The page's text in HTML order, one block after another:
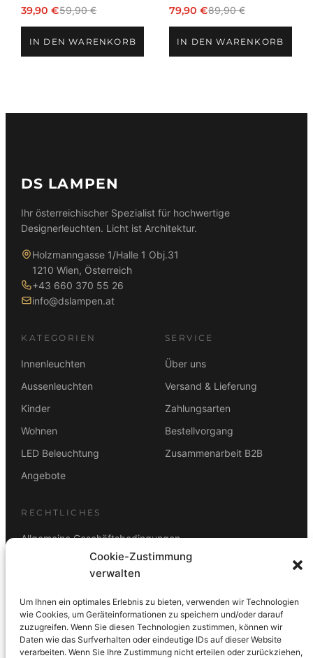
Cookie-Zustimmung
verwalten
Um Ihnen ein optimales Erlebnis zu bieten, verwenden wir Technologien
wie Cookies, um Geräteinformationen zu speichern und/oder darauf
zuzugreifen. Wenn Sie diesen Technologien zustimmen, können wir
Daten wie das Surfverhalten oder eindeutige IDs auf dieser Website
verarbeiten. Wenn Sie Ihre Zustimmung nicht erteilen oder zurückziehen,
59,90€
Ursprünglicher
war:
39,90€
Aktueller
ist:IN DEN WARENKORB
89,90€
Ursprünglicher
war:
79,90 €
Aktueller
ist:IN DEN WARENKORB
DS LAMPEN
Ihr österreichischer Spezialist für hochwertige
Designerleuchten. Licht ist Architektur.
Holzmanngasse 1/Halle 1 Obj.31
1210 Wien, Österreich
+43 660 370 55 26
info@dslampen.at
KATEGORIEN
Innenleuchten
Aussenleuchten
Kinder
Wohnen
LED Beleuchtung
Angebote
SERVICE
Über uns
Versand & Lieferung
Zahlungsarten
Bestellvorgang
Zusammenarbeit B2B
RECHTLICHES
Allgemeine Geschäftsbedingungen
Rücktrittsbelehrung
ZAHLUNGSARTEN
Vorkasse Visa Mastercard Link PayPal G-Pay